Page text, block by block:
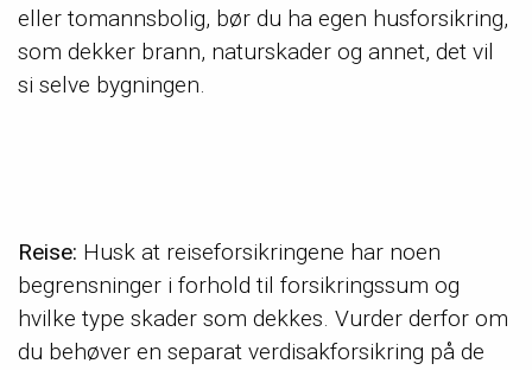
eller tomannsbolig, bør du ha egen husforsikring,
som dekker brann, naturskader og annet, det vil
si selve bygningen.
Reise: Husk at reiseforsikringene har noen
begrensninger i forhold til forsikringssum og
hvilke type skader som dekkes. Vurder derfor om
du behøver en separat verdisakforsikring på de